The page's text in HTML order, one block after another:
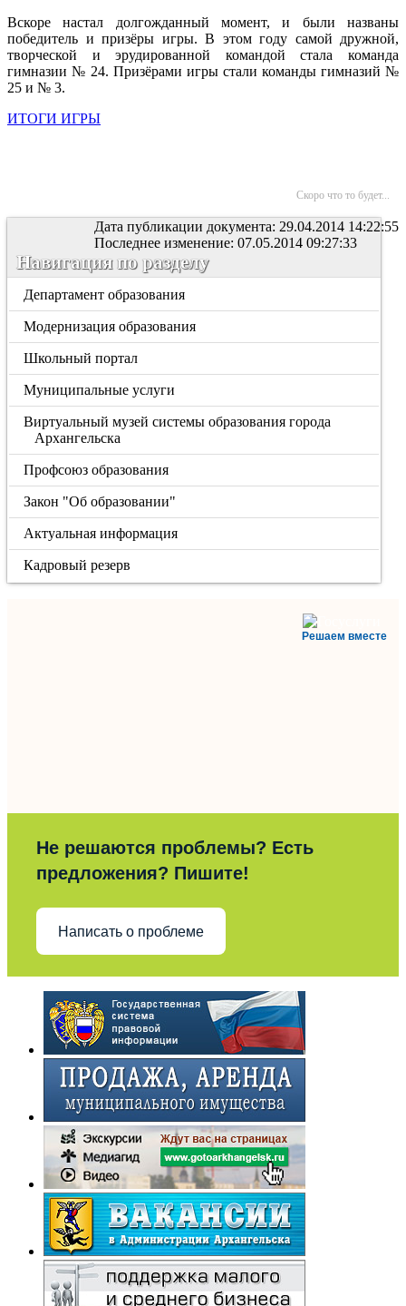
Вскоре настал долгожданный момент, и были названы
победитель и призёры игры. В этом году самой дружной,
творческой и эрудированной командой стала команда
гимназии № 24. Призёрами игры стали команды гимназий №
25 и № 3.
ИТОГИ ИГРЫ
Скоро что то будет...
Дата публикации документа: 29.04.2014 14:22:55
Последнее изменение: 07.05.2014 09:27:33
Навигация по разделу
Департамент образования
Модернизация образования
Школьный портал
Муниципальные услуги
Виртуальный музей системы образования города
Архангельска
Профсоюз образования
Закон "Об образовании"
Актуальная информация
Кадровый резерв
Решаем вместе
Не решаются проблемы? Есть
предложения? Пишите!
Написать о проблеме